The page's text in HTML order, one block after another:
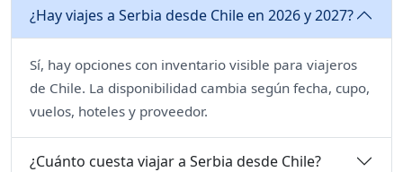
¿Hay viajes a Serbia desde Chile en 2026 y 2027?
Sí, hay opciones con inventario visible para viajeros
de Chile. La disponibilidad cambia según fecha, cupo,
vuelos, hoteles y proveedor.
¿Cuánto cuesta viajar a Serbia desde Chile?